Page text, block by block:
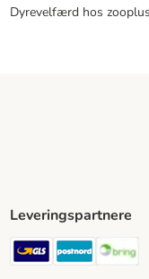
Dyrevelfærd hos zooplus
Method
Leveringspartnere
GLS Shipping